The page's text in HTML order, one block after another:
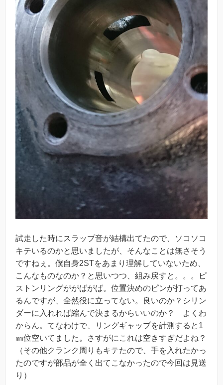
試走した時にスラップ音が結構出てたので、ソコソコ
キテいるのかと思いましたが、そんなことは無さそう
ですねぇ。僕自身2STをあまり理解していないため、
こんなものなのか？と思いつつ、組み戻すと。。。ピ
ストンリングががばがば。位置決めのピンが打ってあ
るんですが、全然役に立ってない。良いのか？シリン
ダーに入れれば縮んで決まるからいいのか？ よくわ
からん。てなわけで、リングギャップを計測すると1
㎜位空いてました。さすがにこれは空きすぎだよね？
（その他クランク周りもキテたので、手を入れたかっ
たのですが部品が全く出てこなかったので今回は見送
り）